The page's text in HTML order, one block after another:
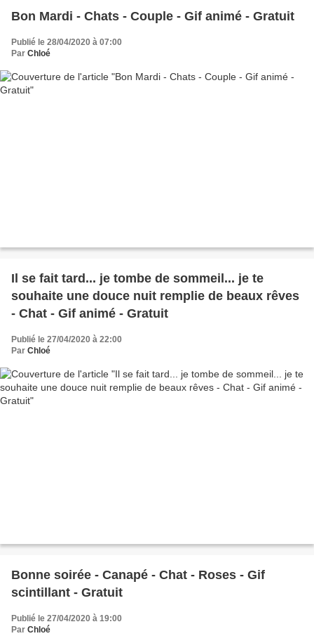
Bon Mardi - Chats - Couple - Gif animé - Gratuit
Publié le 28/04/2020 à 07:00
Par Chloé
Il se fait tard... je tombe de sommeil... je te
souhaite une douce nuit remplie de beaux rêves
- Chat - Gif animé - Gratuit
Publié le 27/04/2020 à 22:00
Par Chloé
Bonne soirée - Canapé - Chat - Roses - Gif
scintillant - Gratuit
Publié le 27/04/2020 à 19:00
Par Chloé